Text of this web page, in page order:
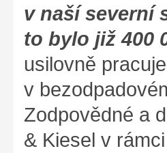
v naší severní
to bylo již 400
usilovně
v
Zodpovědné a
& Kiesel v